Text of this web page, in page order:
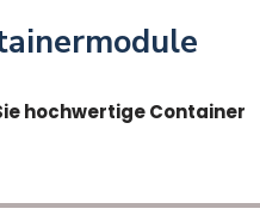
hochwertige Container